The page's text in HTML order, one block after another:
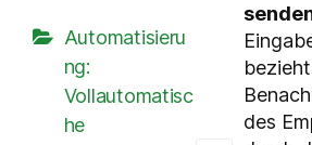
Automatisieru
ng:
Vollautomatisc
he
des